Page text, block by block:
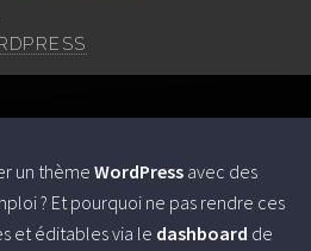
un thème WordPress avec des
? Et pourquoi ne pas rendre ces
et éditables via le dashboard de